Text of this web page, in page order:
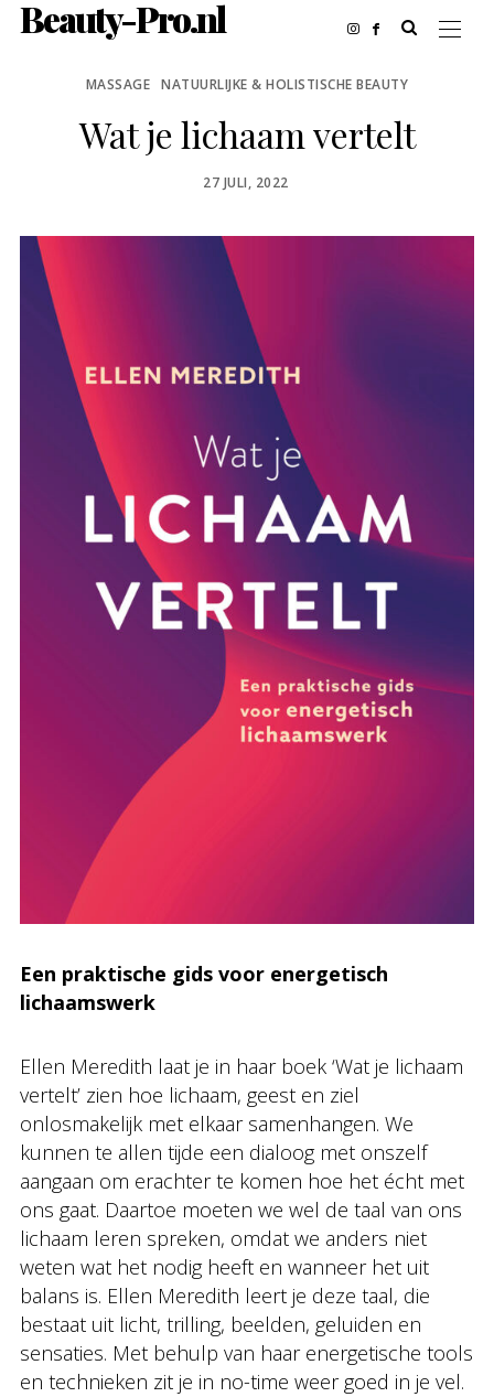
Beauty-Pro.nl
MASSAGE NATUURLIJKE & HOLISTISCHE BEAUTY
Wat je lichaam vertelt
POSTED
27 JULI, 2022
Een praktische gids voor energetisch
lichaamswerk
Ellen Meredith laat je in haar boek ‘Wat je lichaam
vertelt’ zien hoe lichaam, geest en ziel
onlosmakelijk met elkaar samenhangen. We
kunnen te allen tijde een dialoog met onszelf
aangaan om erachter te komen hoe het écht met
ons gaat. Daartoe moeten we wel de taal van ons
lichaam leren spreken, omdat we anders niet
weten wat het nodig heeft en wanneer het uit
balans is. Ellen Meredith leert je deze taal, die
bestaat uit licht, trilling, beelden, geluiden en
sensaties. Met behulp van haar energetische tools
en technieken zit je in no-time weer goed in je vel.